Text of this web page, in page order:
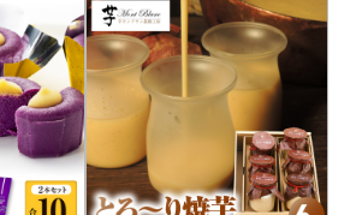
係る申告特例申請書（以下、ワンスト
扱いについて 》
トップ特例申請の受付業務を外部委託し
トップ特例申請書を提出された方には、
備のご連絡をメールにてお知らせしてお